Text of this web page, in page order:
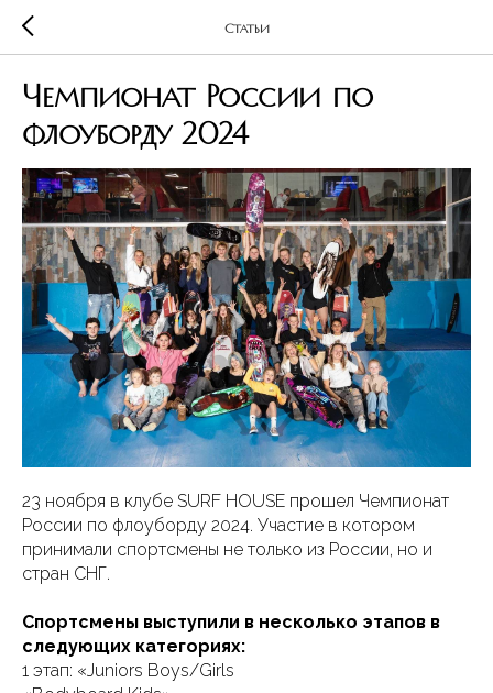
Статьи
Чемпионат России по
флоуборду 2024
23 ноября в клубе SURF HOUSE прошел Чемпионат
России по флоуборду 2024. Участие в котором
принимали спортсмены не только из России, но и
стран СНГ.
Спортсмены выступили в несколько этапов в
следующих категориях:
1 этап: «Juniors Boys/Girls